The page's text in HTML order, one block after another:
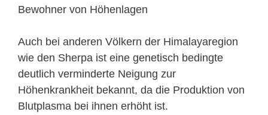
Bewohner von Höhenlagen
Auch bei anderen Völkern der Himalayaregion
wie den Sherpa ist eine genetisch bedingte
deutlich verminderte Neigung zur
Höhenkrankheit bekannt, da die Produktion von
Blutplasma bei ihnen erhöht ist.